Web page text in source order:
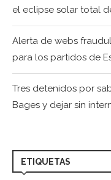
el eclipse solar total
Alerta de webs
para los partidos de
Tres detenidos por
Bages y dejar sin
ETIQUETAS